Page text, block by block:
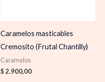
Caramelos masticables
Cremosito (Frutal Chantilly)
Caramelos
$2.900,00